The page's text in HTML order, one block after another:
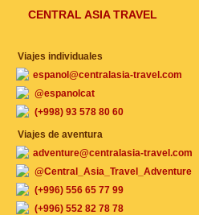
CENTRAL ASIA TRAVEL
Viajes individuales
espanol@centralasia-travel.com
@espanolcat
(+998) 93 578 80 60
Viajes de aventura
adventure@centralasia-travel.com
@Central_Asia_Travel_Adventure
(+996) 556 65 77 99
(+996) 552 82 78 78